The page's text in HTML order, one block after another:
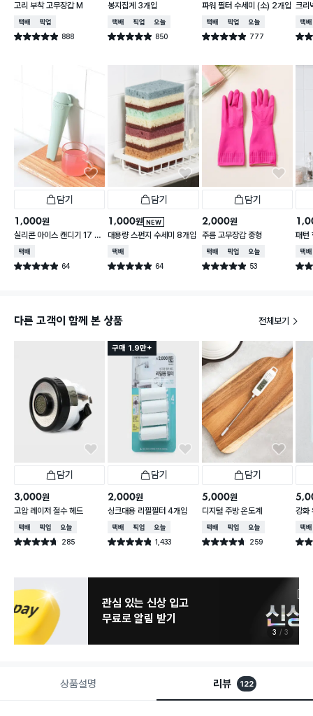
고리 부착 고무장갑 M
택배배송매장픽업
별점 4.9점 888
건 작성
봉지집게 3개입
택배배송매장픽업오늘배송
별점 4.9점 850
건 작성
파워 필터 수세미 (소) 2개입
택배배송매장픽업오늘배송
별점 4.9점 777
건 작성
크리
주
택배
별점
담기
1,000원
실리콘 아이스 캔디기 17 X
4 cm
택배배송
별점 4.9점 64
건 작성
담기
NEW
1,000원
대용량 스펀지 수세미 8개입
택배배송
별점 4.9점 64
건 작성
담기
2,000원
주름 고무장갑 중형
택배배송매장픽업오늘배송
별점 4.9점 53
건 작성
패턴
30
택배
별점
다른 고객이 함께 본 상품 전체보기
담기
3,000원
고압 레이저 절수 헤드
택배배송매장픽업오늘배송
별점 4.7점 285
건 작성
구매 1.9만+
담기
2,000원
싱크대용 리필필터 4개입
택배배송매장픽업오늘배송
별점 4.8점 1,433
건 작성
담기
5,000원
디지털 주방 온도계
택배배송매장픽업오늘배송
별점 4.7점 259
건 작성
강화
택배
별점
관심 있는 신상 입고
무료로 알림 받기
3 3
상품설명 리뷰 122